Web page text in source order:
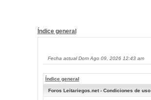
Índice general
Fecha actual Dom Ago 09, 2026 12:43 am
Índice general
Foros Leitariegos.net - Condiciones de uso